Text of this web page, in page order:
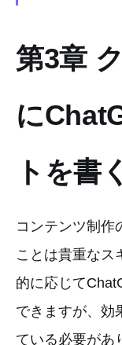
第3章
に
トを書
コンテンツ制作
ことは貴重なス
的に応じて
できますが、効
ている必要があ